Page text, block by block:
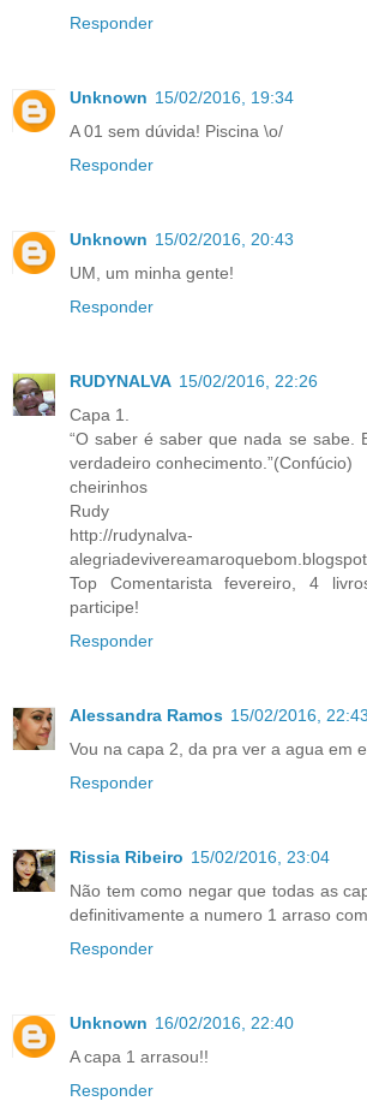
Responder
Unknown 15/02/2016, 19:34
A 01 sem dúvida! Piscina \o/
Responder
Unknown 15/02/2016, 20:43
UM, um minha gente!
Responder
RUDYNALVA 15/02/2016, 22:26
Capa 1.
“O saber é saber que nada se sabe.
verdadeiro conhecimento.”(Confúcio)
cheirinhos
Rudy
http://rudynalva-
Top Comentarista fevereiro, 4
participe!
Responder
Alessandra Ramos 15/02/2016, 22:43
Vou na capa 2, da pra ver a agua em
Responder
Rissia Ribeiro 15/02/2016, 23:04
Não tem como negar que todas as
definitivamente a numero 1 arraso
Responder
Unknown 16/02/2016, 22:40
A capa 1 arrasou!!
Responder